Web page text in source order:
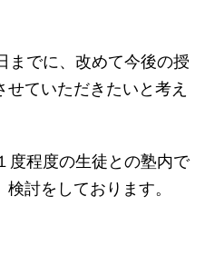
までに、改めて今後の授
ていただきたいと考え
度程度の生徒との塾内で
討をしております。